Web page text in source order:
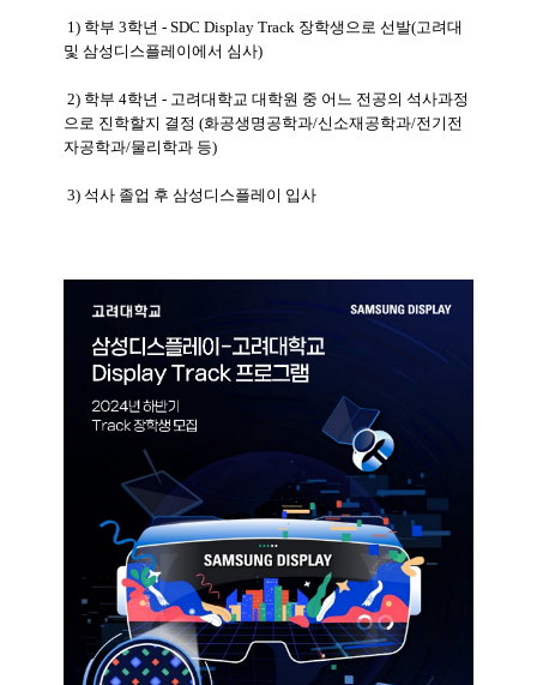
1) 학부 3학년 - SDC Display Track 장학생으로 선발(고려대
및 삼성디스플레이에서 심사)
2) 학부 4학년 - 고려대학교 대학원 중 어느 전공의 석사과정
으로 진학할지 결정 (화공생명공학과/신소재공학과/전기전
자공학과/물리학과 등)
3) 석사 졸업 후 삼성디스플레이 입사